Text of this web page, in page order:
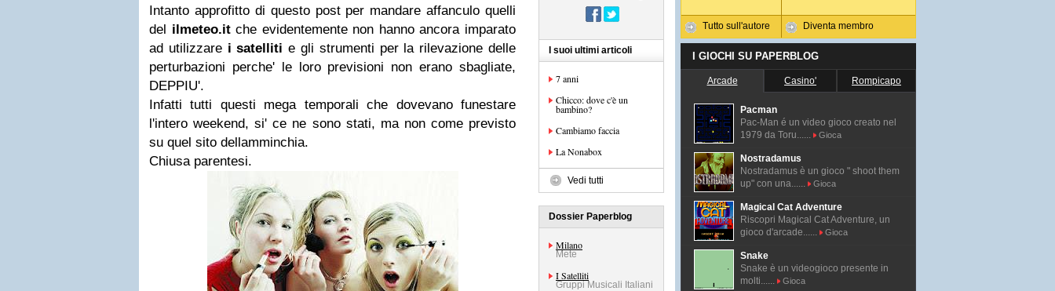
Intanto approfitto di questo post per mandare affanculo quelli
del ilmeteo.itche evidentemente non hanno ancora imparato
ad utilizzare i satelliti e gli strumenti per la rilevazione delle
perturbazioni perche' le loro previsioni non erano sbagliate,
DEPPIU'.
Infatti tutti questi mega temporali che dovevano funestare
l'intero weekend, si' ce ne sono stati, ma non come previsto
su quel sito dellamminchia.
Chiusa parentesi.
I suoi ultimi articoli
7 anni
Chicco: dove c'è un
bambino?
Cambiamo faccia
La Nonabox
Vedi tutti
Dossier Paperblog
Milano
Mete
I Satelliti
Gruppi Musicali Italiani
Tutto sull'autore Diventa membro
I GIOCHI SU PAPERBLOG
Arcade Casino' Rompicapo
Pacman
Pac-Man é un video gioco creato nel
1979 da Toru......
Gioca
Nostradamus
Nostradamus è un gioco " shoot them
up" con una......
Gioca
Magical Cat Adventure
Riscopri Magical Cat Adventure, un
gioco d'arcade......
Gioca
Snake
Snake è un videogioco presente in
molti......
Gioca